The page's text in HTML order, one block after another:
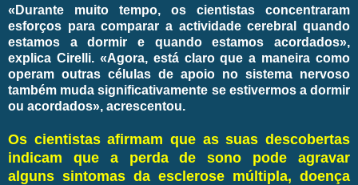
«Durante muito tempo, os cientistas concentraram
esforços para comparar a actividade cerebral quando
estamos a dormir e quando estamos acordados»,
explica Cirelli. «Agora, está claro que a maneira como
operam outras células de apoio no sistema nervoso
também muda significativamente se estivermos a dormir
ou acordados», acrescentou.
Os cientistas afirmam que as suas descobertas
indicam que a perda de sono pode agravar
alguns sintomas da esclerose múltipla, doença